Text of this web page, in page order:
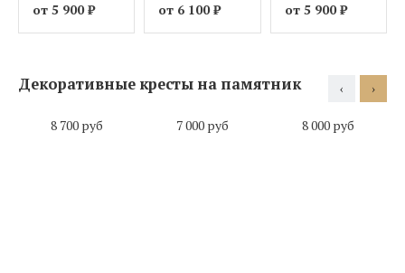
от 5 900₽ от 6 100₽ от 5 900₽
Декоративные кресты на памятник
8 700 руб 7 000 руб 8 000 руб
‹ ›